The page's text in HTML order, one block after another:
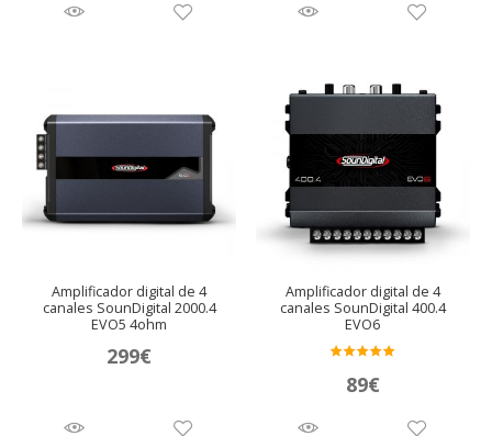
Amplificador digital de 4
canales SounDigital 2000.4
EVO5 4ohm
299€
Amplificador digital de 4
canales SounDigital 400.4
EVO6
do en
89€